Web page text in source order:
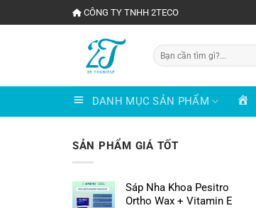
đến
CÔNG TY TNHH 2TECO
Tìm
kiếm:
DANH MỤC SẢN PHẨM
SẢN PHẨM GIÁ TỐT
Sáp Nha Khoa Pesitro
Ortho Wax + Vitamin E